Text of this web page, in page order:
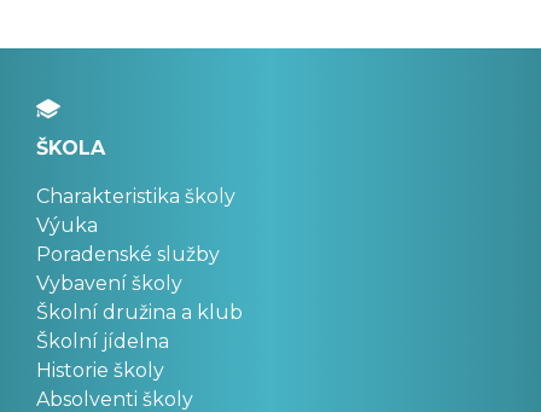
ŠKOLA
Charakteristika školy
Výuka
Poradenské služby
Vybavení školy
Školní družina a klub
Školní jídelna
Historie školy
Absolventi školy